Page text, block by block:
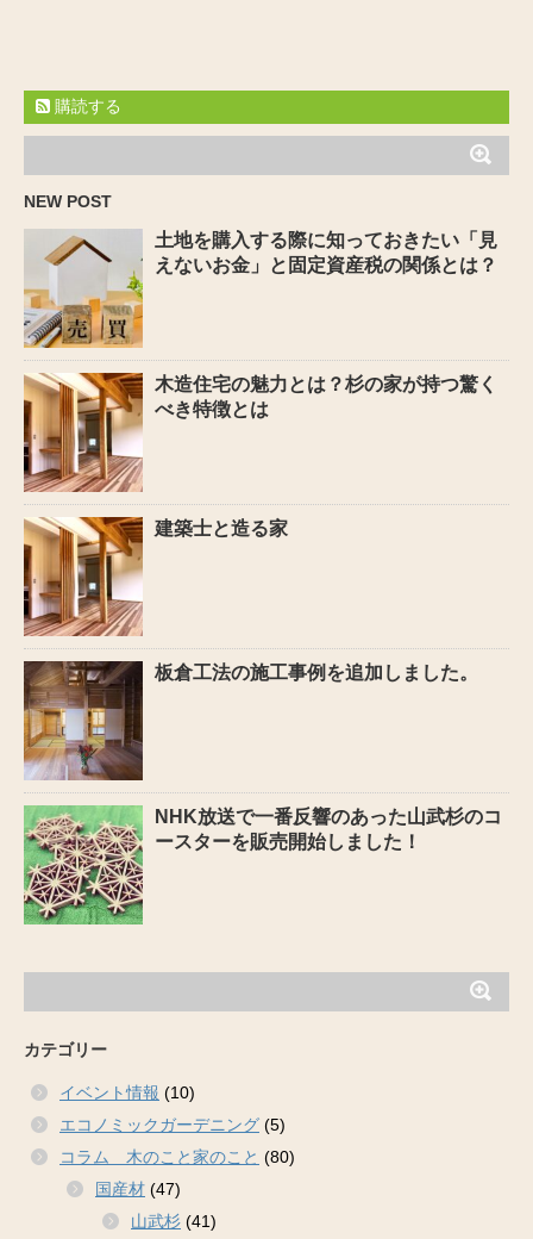
購読する
NEW POST
土地を購入する際に知っておきたい「見
えないお金」と固定資産税の関係とは？
木造住宅の魅力とは？杉の家が持つ驚く
べき特徴とは
建築士と造る家
板倉工法の施工事例を追加しました。
NHK放送で一番反響のあった山武杉のコ
ースターを販売開始しました！
カテゴリー
イベント情報 (10)
エコノミックガーデニング (5)
コラム 木のこと家のこと (80)
国産材 (47)
山武杉 (41)